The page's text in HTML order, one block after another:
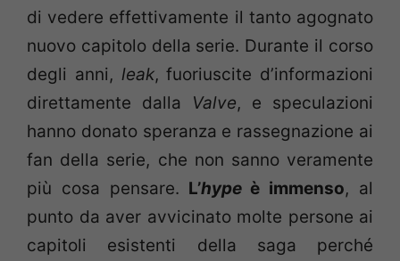
di vedere effettivamente il tanto agognato
nuovo capitolo della serie. Durante il corso
degli anni, leak, fuoriuscite d’informazioni
direttamente dalla Valve, e speculazioni
hanno donato speranza e rassegnazione ai
fan della serie, che non sanno veramente
più cosa pensare. L’hype è immenso, al
punto da aver avvicinato molte persone ai
capitoli esistenti della saga perché